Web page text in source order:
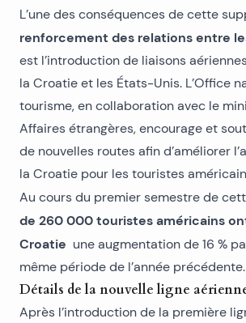
L’une des conséquences de cette
renforcement des relations entre
est l’introduction de liaisons
la Croatie et les États-Unis. L’Office
tourisme, en collaboration avec le
Affaires étrangères, encourage et
de nouvelles routes afin d’améliorer
la Croatie pour les touristes
Au cours du premier semestre de
de 260 000 touristes américains
Croatie une augmentation de 16 %
même période de l’année précédente.
Détails de la nouvelle ligne
Après l’introduction de la première